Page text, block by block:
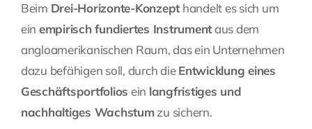
Beim Drei-Horizonte-Konzepthandelt es sich um
ein empirisch fundiertes Instrumentaus dem
angloamerikanischen Raum, das ein Unternehmen
dazu befähigen soll, durch dieEntwicklung eines
Geschäftsportfolios ein langfristiges und
nachhaltiges Wachstumzu sichern.